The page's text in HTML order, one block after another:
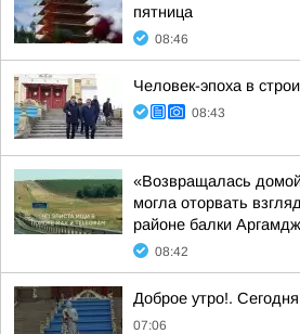
пятница
08:46
Человек-эпоха в
08:43
«Возвращалась
могла оторвать
районе балки
08:42
Доброе утро!. Сегодня
07:06